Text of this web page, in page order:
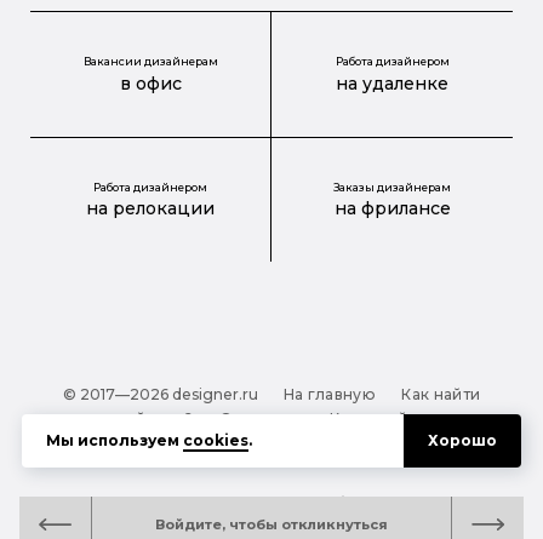
Войдите, чтобы откликнуться
Вакансии дизайнерам
в офис
Работа дизайнером
на удаленке
Работа дизайнером
на релокации
Заказы дизайнерам
на фрилансе
© 2017—2026 designer.ru На главную
Как найти
дизайнера?
О проекте
Карта сайта
Обработка персональных данных
Файлы cookie
руководство для тех, кто заказывает дизайн
Мы используем cookies. Хорошо